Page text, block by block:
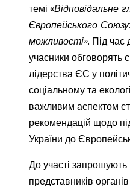
темі «Відповідальне
Європейського
можливості». Під час
учасники обговорять
лідерства ЄС у
соціальному та
важливим аспектом
рекомендацій щодо
України до
До участі запрошують
представників